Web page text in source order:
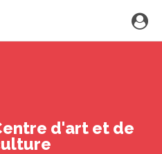
d'art et de